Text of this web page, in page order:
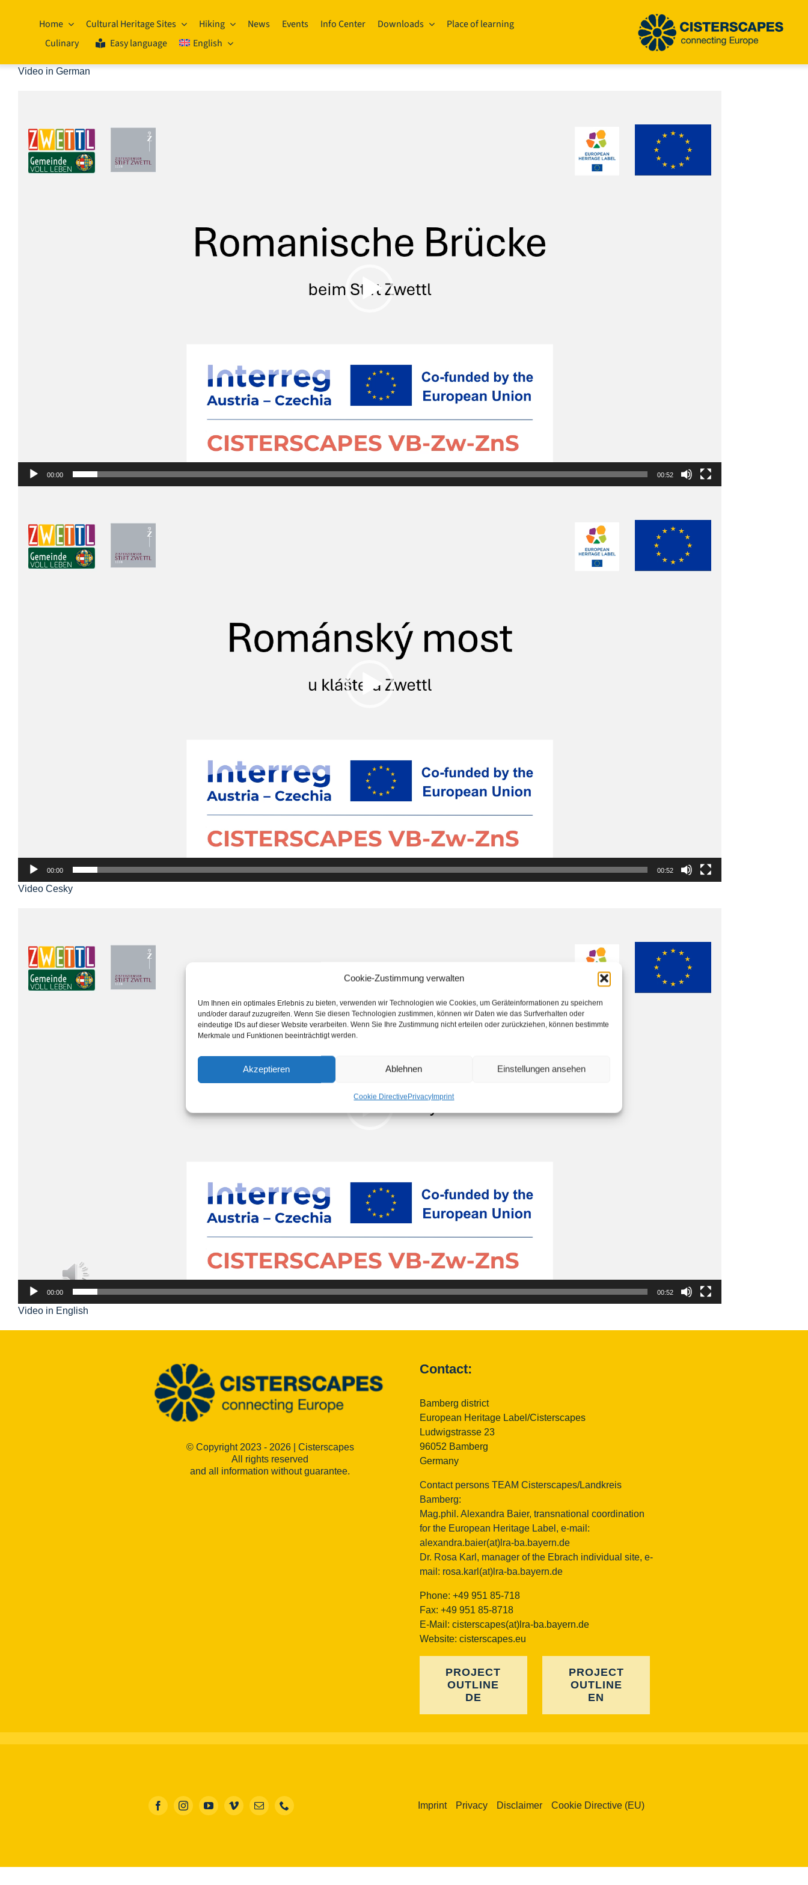
Cookie-Zustimmung verwalten
Um Ihnen ein optimales Erlebnis zu bieten, verwenden wir Technologien wie Cookies, um Geräteinformationen zu speichern
und/oder darauf zuzugreifen. Wenn Sie diesen Technologien zustimmen, können wir Daten wie das Surfverhalten oder
eindeutige IDs auf dieser Website verarbeiten. Wenn Sie Ihre Zustimmung nicht erteilen oder zurückziehen, können bestimmte
Merkmale und Funktionen beeinträchtigt werden.
Akzeptieren Ablehnen Einstellungen ansehen
Cookie DirectivePrivacyImprint
Home Cultural Heritage Sites Hiking News Events Info Center Downloads
Place of learning
Culinary
Easy language English
Video in German
00:00 00:52
00:00 00:52
Video Cesky
00:00 00:52
Video in English
© Copyright 2023 - 2026 | Cisterscapes
All rights reserved
and all information without guarantee.
Contact:
Bamberg district
European Heritage Label/Cisterscapes
Ludwigstrasse 23
96052 Bamberg
Germany
Contact persons TEAM Cisterscapes/Landkreis
Bamberg:
Mag.phil. Alexandra Baier, transnational coordination
for the European Heritage Label, e-mail:
alexandra.baier(at)lra-ba.bayern.de
Dr. Rosa Karl, manager of the Ebrach individual site, e-
mail: rosa.karl(at)lra-ba.bayern.de
Phone: +49 951 85-718
Fax: +49 951 85-8718
E-Mail: cisterscapes(at)lra-ba.bayern.de
Website: cisterscapes.eu
PROJECT
OUTLINE
DE
PROJECT
OUTLINE
EN
Imprint Privacy Disclaimer Cookie Directive (EU)